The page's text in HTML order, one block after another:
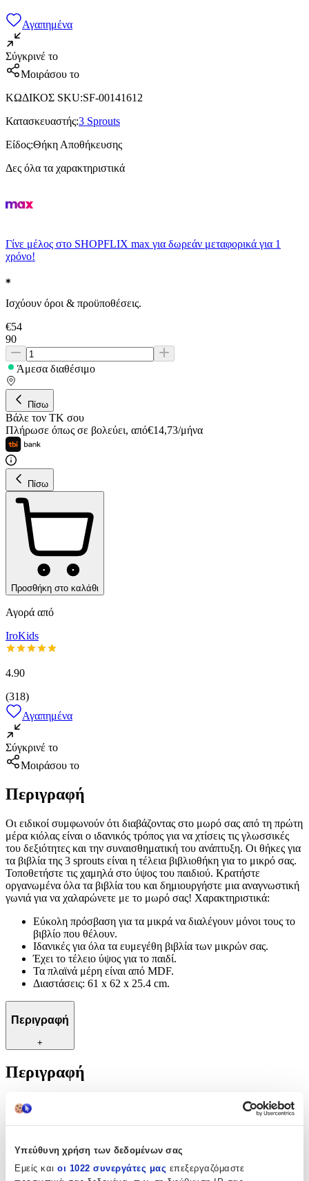
Υπεύθυνη χρήση των δεδομένων σας
Εμείς και οι 1022 συνεργάτες μας επεξεργαζόμαστε
Αγαπημένα
Σύγκρινέ το
Μοιράσου το
ΚΩΔΙΚΟΣ SKU:SF-00141612
Κατασκευαστής:3 Sprouts
Είδος:Θήκη Αποθήκευσης
Δες όλα τα χαρακτηριστικά
Γίνε μέλος στο SHOPFLIX max για δωρεάν μεταφορικά για 1
χρόνο!
Ισχύουν όροι & προϋποθέσεις.
€54
90
Άμεσα διαθέσιμο
Πίσω
Βάλε τον ΤΚ σου
Πλήρωσε όπως σε βολεύει, από€14,73/μήνα
Πίσω
Προσθήκη στο καλάθι
Αγορά από
IroKids
4.90
(318)
Αγαπημένα
Σύγκρινέ το
Μοιράσου το
Περιγραφή
Οι ειδικοί συμφωνούν ότι διαβάζοντας στο μωρό σας από τη πρώτη
μέρα κιόλας είναι ο ιδανικός τρόπος για να χτίσεις τις γλωσσικές
του δεξιότητες και την συναισθηματική του ανάπτυξη. Οι θήκες για
τα βιβλία της 3 sprouts είναι η τέλεια βιβλιοθήκη για το μικρό σας.
Τοποθετήστε τις χαμηλά στο ύψος του παιδιού. Κρατήστε
οργανωμένα όλα τα βιβλία του και δημιουργήστε μια αναγνωστική
γωνιά για να χαλαρώνετε με το μωρό σας! Χαρακτηριστικά:
Εύκολη πρόσβαση για τα μικρά να διαλέγουν μόνοι τους το
βιβλίο που θέλουν.
Ιδανικές για όλα τα ευμεγέθη βιβλία των μικρών σας.
Έχει το τέλειο ύψος για το παιδί.
Τα πλαϊνά μέρη είναι από MDF.
Διαστάσεις: 61 x 62 x 25.4 cm.
Περιγραφή
+
Περιγραφή
Οι ειδικοί συμφωνούν ότι διαβάζοντας στο μωρό σας από τη πρώτη
μέρα κιόλας είναι ο ιδανικός τρόπος για να χτίσεις τις γλωσσικές
του δεξιότητες και την συναισθηματική του ανάπτυξη. Οι θήκες για
Τοποθετήστε τις χαμηλά στο ύψος του παιδιού. Κρατήστε
οργανωμένα όλα τα βιβλία του και δημιουργήστε μια αναγνωστική
γωνιά για να χαλαρώνετε με το μωρό σας! Χαρακτηριστικά: